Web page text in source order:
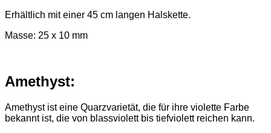
Erhältlich mit einer 45 cm langen Halskette.
Masse: 25 x 10 mm
Amethyst:
Amethyst ist eine Quarzvarietät, die für ihre violette Farbe
bekannt ist, die von blassviolett bis tiefviolett reichen kann.